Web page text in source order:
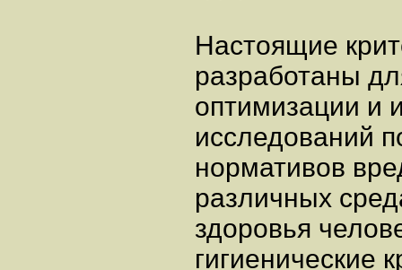
Настоящие
разработаны
оптимизации и
исследований
нормативов
различных
здоровья
гигиенические